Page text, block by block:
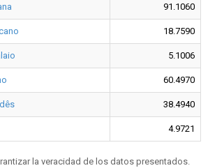
91.1060
18.7590
5.1006
60.4970
38.4940
4.9721
la veracidad de los datos presentados.